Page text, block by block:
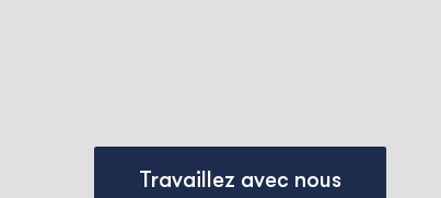
Travaillez avec nous